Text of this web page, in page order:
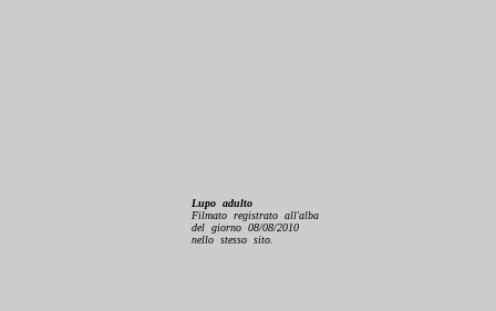
Lupo adulto
Filmato registrato all'alba
del giorno 08/08/2010
nello stesso sito.